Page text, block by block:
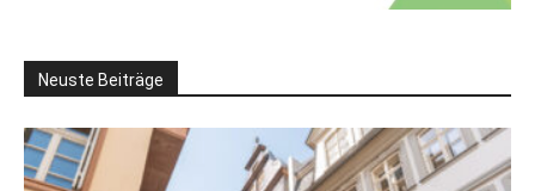
Neuste Beiträge